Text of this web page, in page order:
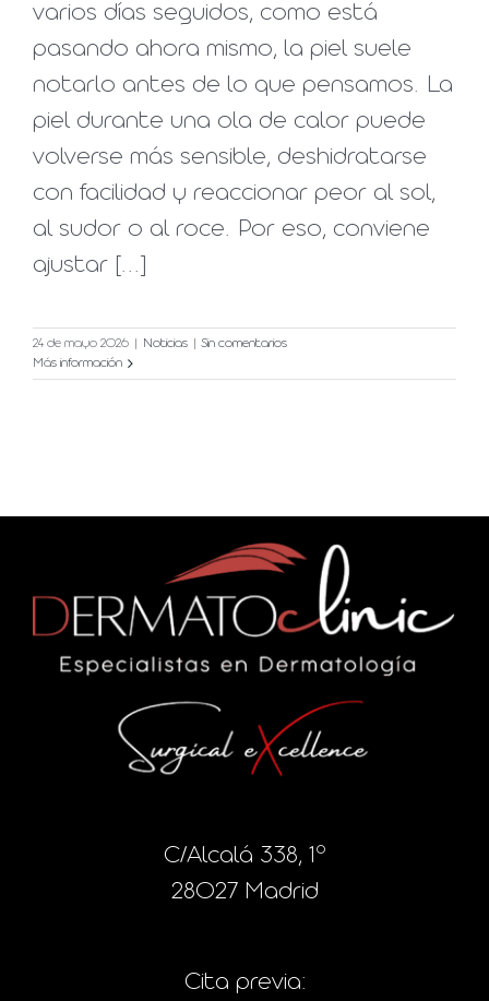
varios días seguidos, como está
pasando ahora mismo, la piel suele
notarlo antes de lo que pensamos. La
piel durante una ola de calor puede
volverse más sensible, deshidratarse
con facilidad y reaccionar peor al sol,
al sudor o al roce. Por eso, conviene
ajustar [...]
24 de mayo 2026 Noticias
Sin comentarios
Más información
C/Alcalá 338, 1º
28027 Madrid
Cita previa: